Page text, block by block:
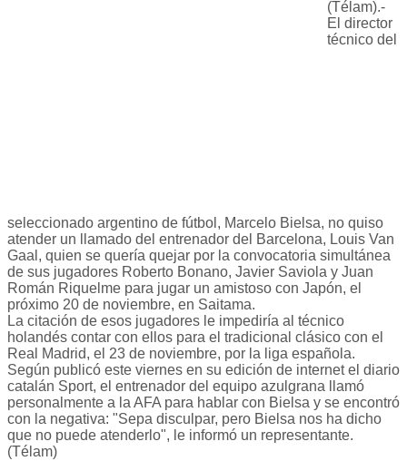
(Télam).-
El director
técnico del
seleccionado argentino de fútbol, Marcelo Bielsa, no quiso
atender un llamado del entrenador del Barcelona, Louis Van
Gaal, quien se quería quejar por la convocatoria simultánea
de sus jugadores Roberto Bonano, Javier Saviola y Juan
Román Riquelme para jugar un amistoso con Japón, el
próximo 20 de noviembre, en Saitama.
La citación de esos jugadores le impediría al técnico
holandés contar con ellos para el tradicional clásico con el
Real Madrid, el 23 de noviembre, por la liga española.
Según publicó este viernes en su edición de internet el diario
catalán Sport, el entrenador del equipo azulgrana llamó
personalmente a la AFA para hablar con Bielsa y se encontró
con la negativa: "Sepa disculpar, pero Bielsa nos ha dicho
que no puede atenderlo", le informó un representante.
(Télam)